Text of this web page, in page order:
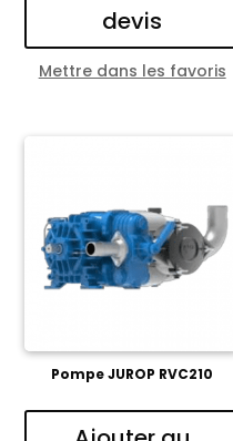
devis
Mettre dans les favoris
Pompe JUROP RVC210